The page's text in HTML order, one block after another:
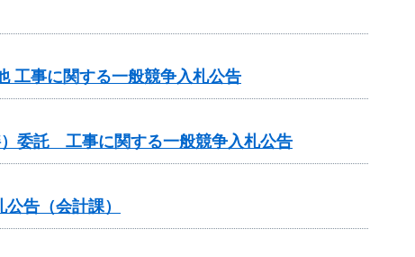
工事に関する一般競争入札公告
委託 工事に関する一般競争入札公告
告（会計課）